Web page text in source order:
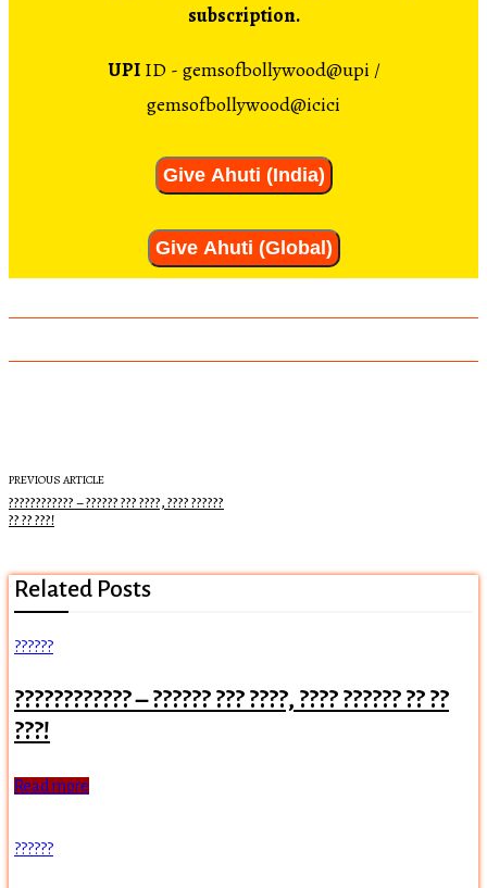
subscription.
UPIID - gemsofbollywood@upi /
gemsofbollywood@icici
Give Ahuti (India)
Give Ahuti (Global)
PREVIOUS ARTICLE
???????????? – ?????? ??? ????, ???? ??????
?? ?? ???!
Related Posts
??????
???????????? – ?????? ??? ????, ???? ?????? ?? ??
???!
Read more
??????